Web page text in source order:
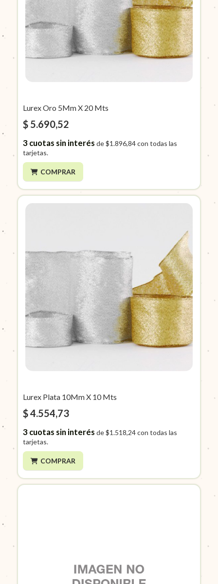
Lurex Oro 5Mm X 20 Mts
$ 5.690,52
3cuotas sin interés de$1.896,84con todas las
tarjetas.
COMPRAR
Lurex Plata 10Mm X 10 Mts
$ 4.554,73
3cuotas sin interés de$1.518,24con todas las
tarjetas.
COMPRAR